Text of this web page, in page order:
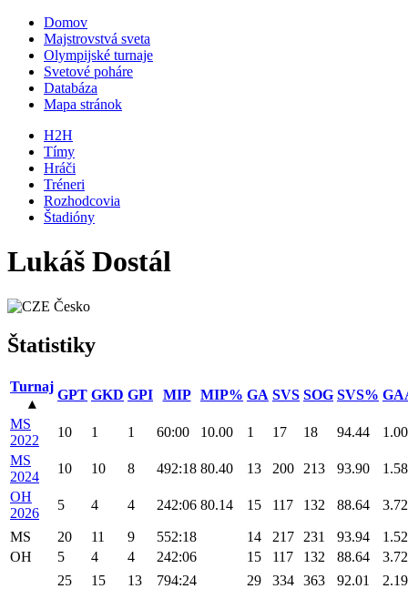
Domov
Majstrovstvá sveta
Olympijské turnaje
Svetové poháre
Databáza
Mapa stránok
H2H
Tímy
Hráči
Tréneri
Rozhodcovia
Štadióny
Lukáš Dostál
Česko
Štatistiky
Turnaj
▴
GPT GKD GPI MIP MIP% GA SVS SOG SVS%
MS 20 11 9 552:18 14 217 231 93.94
1.52
OH
5 4 4 242:06 15 117 132 88.64
3.72
25
15 13 794:24 29 334 363 92.01 2.19
MS
2022
10 1 1 60:00 10.00 1 17 18 94.44
1.00
MS
2024
10 10 8 492:18 80.40 13 200 213 93.90
1.58
OH
2026
5 4 4 242:06 80.14 15 117 132 88.64 3.72